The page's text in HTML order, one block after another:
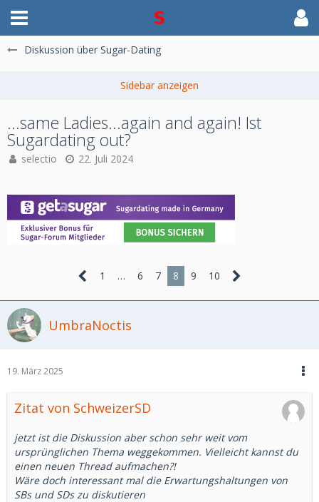
Diskussion über Sugar-Dating
...same Ladies...again and again! Ist
Sugardating out?
selectio 22. Juli 2024
1 … 6 7 8 9 10
UmbraNoctis
19. März 2025
Zitat von SchweizerSD
jetzt ist die Diskussion aber schon sehr weit vom
ursprünglichen Thema weggekommen. Vielleicht kannst du
einen neuen Thread aufmachen?!
Wäre doch interessant mal die Erwartungshaltungen von
SBs und SDs zu diskutieren